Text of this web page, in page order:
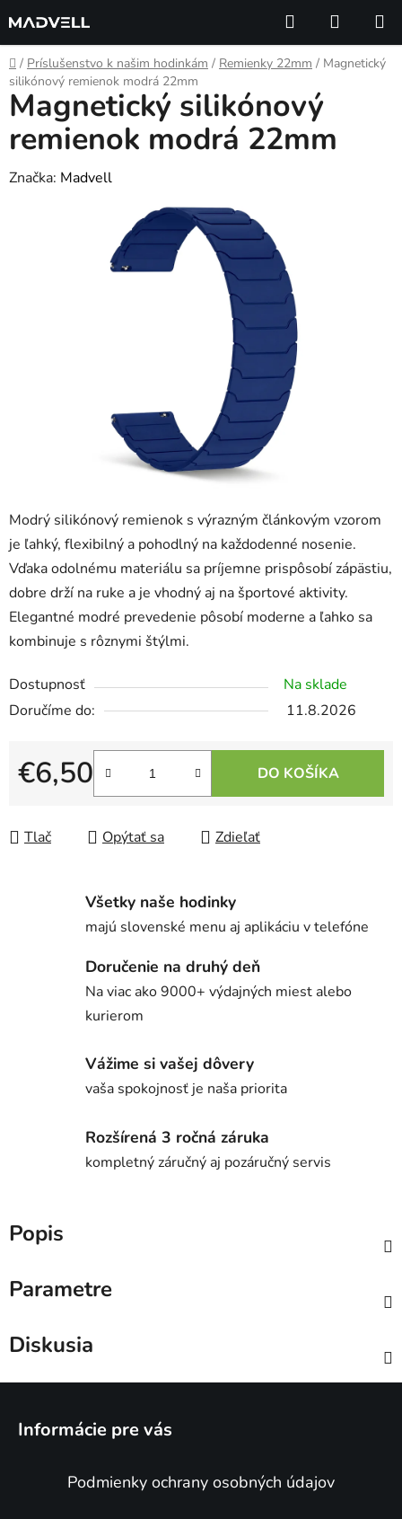
na
obsah
Hľadať
KOŠÍK
Domov
/ Príslušenstvo k našim hodinkám / Remienky 22mm / Magnetický
silikónový remienok modrá 22mm
Modrý silikónový remienok s výrazným článkovým vzorom
je ľahký, flexibilný a pohodlný na každodenné nosenie.
Vďaka odolnému materiálu sa príjemne prispôsobí zápästiu,
dobre drží na ruke a je vhodný aj na športové aktivity.
Elegantné modré prevedenie pôsobí moderne a ľahko sa
kombinuje s rôznymi štýlmi.
Dostupnosť
Na sklade
11.8.2026
€6,50
Jednotková cena:
DO KOŠÍKA
Tlač Opýtať sa Zdieľať
Magnetický silikónový
remienok modrá 22mm
Značka: Madvell
Všetky naše hodinky
majú slovenské menu aj aplikáciu v telefóne
Doručenie na druhý deň
Na viac ako 9000+ výdajných miest alebo
kurierom
Vážime si vašej dôvery
vaša spokojnosť je naša priorita
Rozšírená 3 ročná záruka
kompletný záručný aj pozáručný servis
Popis
Parametre
Diskusia
Informácie pre vás
Podmienky ochrany osobných údajov